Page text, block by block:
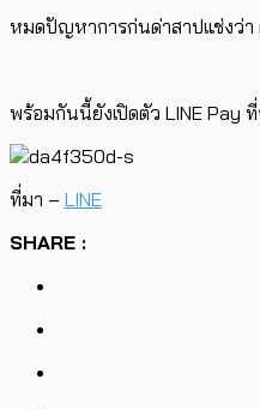
หมดปัญหาการก่นด่าสาปแช่งว่า
พร้อมกันนี้ยังเปิดตัว LINE Pay ที่
ที่มา – LINE
SHARE :